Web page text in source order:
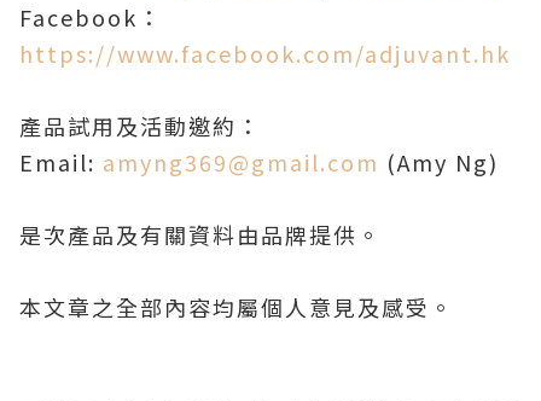
Facebook：
https://www.facebook.com/adjuvant.hk
產品試用及活動邀約：
Email: amyng369@gmail.com (Amy Ng)
是次產品及有關資料由品牌提供。
本文章之全部內容均屬個人意見及感受。